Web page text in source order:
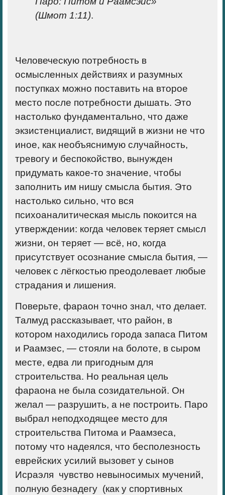
(Шмот 1:11).
Человеческую потребность в
осмысленных действиях и разумных
поступках можно поставить на второе
место после потребности дышать. Это
настолько фундаментально, что даже
экзистенциалист, видящий в жизни не что
иное, как необъяснимую случайность,
тревогу и беспокойство, вынужден
придумать какое-то значение, чтобы
заполнить им нишу смысла бытия. Это
настолько сильно, что вся
психоаналитическая мысль покоится на
утверждении: когда человек теряет смысл
жизни, он теряет — всё, но, когда
присутствует осознание смысла бытия, —
человек с лёгкостью преодолевает любые
страдания и лишения.
Поверьте, фараон точно знал, что делает.
Талмуд рассказывает, что район, в
котором находились города запаса Питом
и Раамзес, — стояли на болоте, в сыром
месте, едва ли пригодным для
строительства. Но реальная цель
фараона не была созидательной. Он
желал — разрушить, а не построить. Паро
выбрал неподходящее место для
строительства Питома и Раамзеса,
потому что надеялся, что бесполезность
еврейских усилий вызовет у сынов
Исраэля чувство невыносимых мучений,
полную безнадегу (как у спортивных